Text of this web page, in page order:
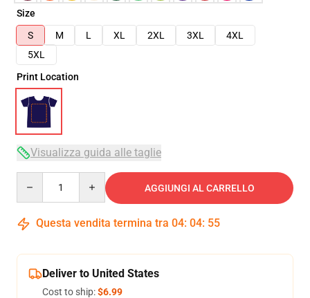
Size
S
M L XL 2XL 3XL
4XL
5XL
Print Location
Visualizza guida alle taglie
AGGIUNGI AL CARRELLO
Questa vendita termina tra 04: 04: 54
Deliver to United States
Cost to ship:$6.99